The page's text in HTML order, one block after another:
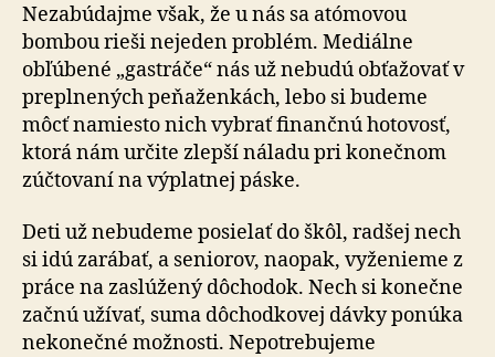
Nezabúdajme však, že u nás sa atómovou
bombou rieši nejeden problém. Mediálne
obľúbené „gastráče“ nás už nebudú obťažovať v
preplnených peňaženkách, lebo si budeme
môcť namiesto nich vybrať finančnú hotovosť,
ktorá nám určite zlepší náladu pri konečnom
zúčtovaní na výplatnej páske.
Deti už nebudeme posielať do škôl, radšej nech
si idú zarábať, a seniorov, naopak, vyženieme z
práce na zaslúžený dôchodok. Nech si konečne
začnú užívať, suma dôchodkovej dávky ponúka
nekonečné možnosti. Nepotrebujeme